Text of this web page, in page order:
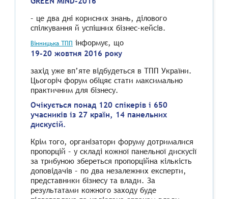
– це два дні корисних знань, ділового
спілкування й успішних бізнес-кейсів.
Вінницька ТПП інформує, що
19-20 жовтня 2016 року
захід уже вп’яте відбудеться в ТПП України.
Цьогоріч форум обіцяє стати максимально
практичним для бізнесу.
Очікується понад 120 спікерів і 650
учасників із 27 країн, 14 панельних
дискусій.
Крім того, організатори форуму дотрималися
пропорцій – у складі кожної панельної дискусії
за трибуною збереться пропорційна кількість
доповідачів – по два незалежних експерти,
представники бізнесу та влади. За
результатами кожного заходу буде